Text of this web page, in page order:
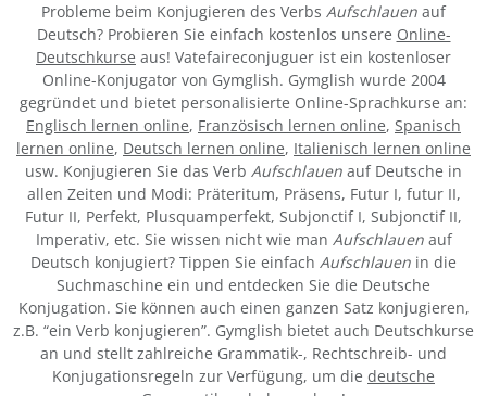
Probleme beim Konjugieren des Verbs Aufschlauen auf
Deutsch? Probieren Sie einfach kostenlos unsere Online-
Deutschkurse aus! Vatefaireconjuguer ist ein kostenloser
Online-Konjugator von Gymglish. Gymglish wurde 2004
gegründet und bietet personalisierte Online-Sprachkurse an:
Englisch lernen online, Französisch lernen online, Spanisch
lernen online, Deutsch lernen online, Italienisch lernen online
usw. Konjugieren Sie das Verb Aufschlauen auf Deutsche in
allen Zeiten und Modi: Präteritum, Präsens, Futur I, futur II,
Futur II, Perfekt, Plusquamperfekt, Subjonctif I, Subjonctif II,
Imperativ, etc. Sie wissen nicht wie man Aufschlauenauf
Deutsch konjugiert? Tippen Sie einfach Aufschlauen in die
Suchmaschine ein und entdecken Sie die Deutsche
Konjugation. Sie können auch einen ganzen Satz konjugieren,
z.B. “ein Verb konjugieren”. Gymglish bietet auch Deutschkurse
an und stellt zahlreiche Grammatik-, Rechtschreib- und
Konjugationsregeln zur Verfügung, um die deutsche